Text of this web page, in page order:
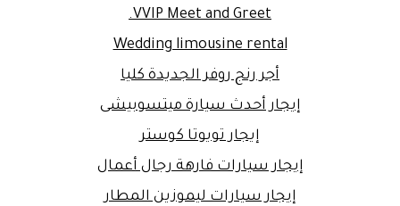
VVIP Meet and Greet.
Wedding limousine rental
أجر رنج روفر الجديدة كليا
إيجار أحدث سيارة ميتسوبيشى
إيجار تويوتا كوستر
إيجار سيارات فارهة رجال أعمال
إيجار سيارات ليموزين المطار